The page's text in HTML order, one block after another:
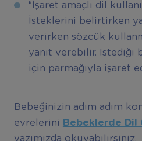
“İşaret amaçlı dil
İsteklerini belirtirken
verirken sözcük
yanıt verebilir. İstediği
için parmağıyla işaret
Bebeğinizin adım adım
evrelerini
Bebeklerde Dil
yazımızda okuyabilirsiniz.